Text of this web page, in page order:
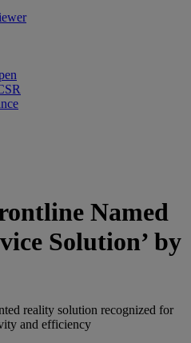
Named
Solution’ by
reality solution recognized for
and efficiency